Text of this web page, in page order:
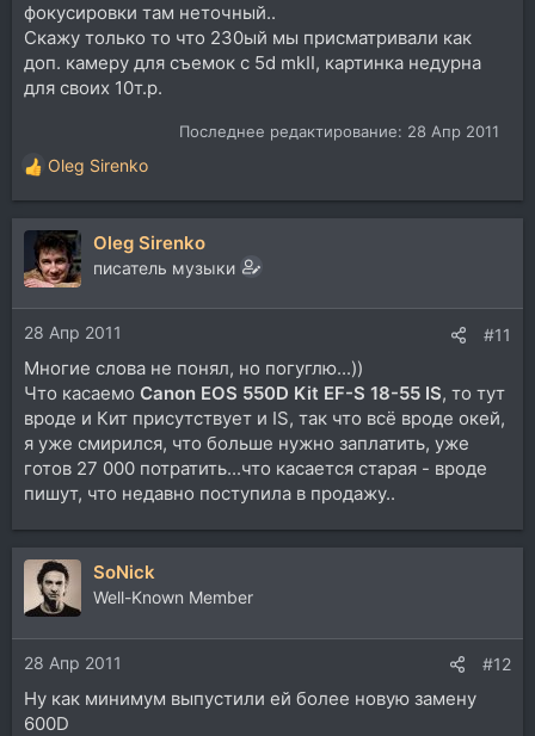
фокусировки там неточный..
Скажу только то что 230ый мы присматривали как
доп. камеру для съемок с 5d mkII, картинка недурна
для своих 10т.р.
Последнее редактирование: 28 Апр 2011
Р
е
а
ц
и
и
:
Oleg Sirenko
Oleg Sirenko
писатель музыки
28 Апр 2011 #11
Многие слова не понял, но погуглю...))
Что касаемо Canon EOS 550D Kit EF-S 18-55 IS, то тут
вроде и Кит присутствует и IS, так что всё вроде окей,
я уже смирился, что больше нужно заплатить, уже
готов 27 000 потратить...что касается старая - вроде
пишут, что недавно поступила в продажу..
SoNick
Well-Known Member
28 Апр 2011 #12
Ну как минимум выпустили ей более новую замену
600D